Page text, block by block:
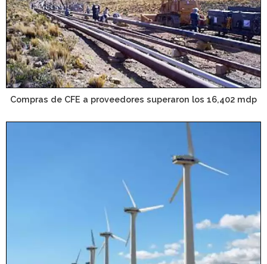
Compras de CFE a proveedores superaron los 16,402 mdp